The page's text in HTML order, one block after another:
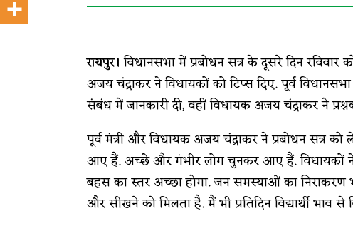
रायपुर।विधानसभा में प्रबोधन सत्र के दूसरे दिन
अजय चंद्राकर ने विधायकों को टिप्स दिए. पूर्व
संबंध में जानकारी दी, वहीं विधायक अजय चंद्राकर ने
पूर्व मंत्री और विधायक अजय चंद्राकर ने प्रबोधन सत्र
आए हैं. अच्छे और गंभीर लोग चुनकर आए हैं. विधायकों ने
बहस का स्तर अच्छा होगा. जन समस्याओं का निराकरण
और सीखने को मिलता है. मैं भी प्रतिदिन विद्यार्थी भाव